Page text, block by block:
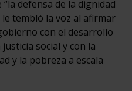
defensa de la dignidad
le tembló la voz al afirmar
con el desarrollo
social y con la
y la pobreza a escala